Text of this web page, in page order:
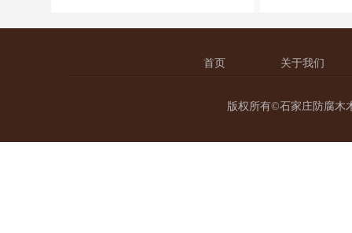
首页 关于我们
版权所有©石家庄防腐